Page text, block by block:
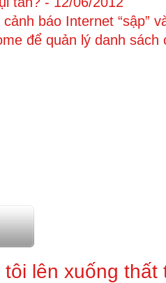
báo Internet “sập”
để quản lý danh
lên xuống